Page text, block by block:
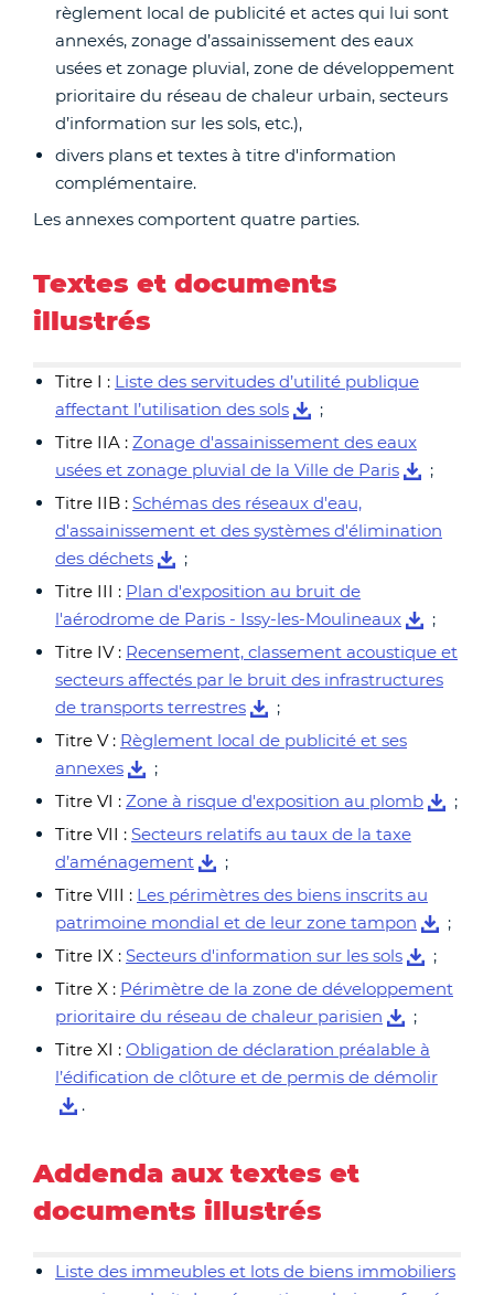
règlement local de publicité et actes qui lui sont
annexés, zonage d’assainissement des eaux
usées et zonage pluvial, zone de développement
prioritaire du réseau de chaleur urbain, secteurs
d’information sur les sols, etc.),
divers plans et textes à titre d'information
complémentaire.
Les annexes comportent quatre parties.
Textes et documents
illustrés
Titre I : Liste des servitudes d’utilité publique
affectant l’utilisation des sols
;
Titre IIA : Zonage d'assainissement des eaux
usées et zonage pluvial de la Ville de Paris
;
Titre IIB : Schémas des réseaux d'eau,
d'assainissement et des systèmes d'élimination
des déchets
;
Titre III : Plan d'exposition au bruit de
l'aérodrome de Paris - Issy-les-Moulineaux
;
Titre IV : Recensement, classement acoustique et
secteurs affectés par le bruit des infrastructures
de transports terrestres
;
Titre V : Règlement local de publicité et ses
annexes
;
Titre VI : Zone à risque d'exposition au plomb
;
Titre VII : Secteurs relatifs au taux de la taxe
d’aménagement
;
Titre VIII : Les périmètres des biens inscrits au
patrimoine mondial et de leur zone tampon
;
Titre IX : Secteurs d'information sur les sols
;
Titre X : Périmètre de la zone de développement
prioritaire du réseau de chaleur parisien
;
Titre XI : Obligation de déclaration préalable à
l’édification de clôture et de permis de démolir
.
Addenda aux textes et
documents illustrés
Liste des immeubles et lots de biens immobiliers